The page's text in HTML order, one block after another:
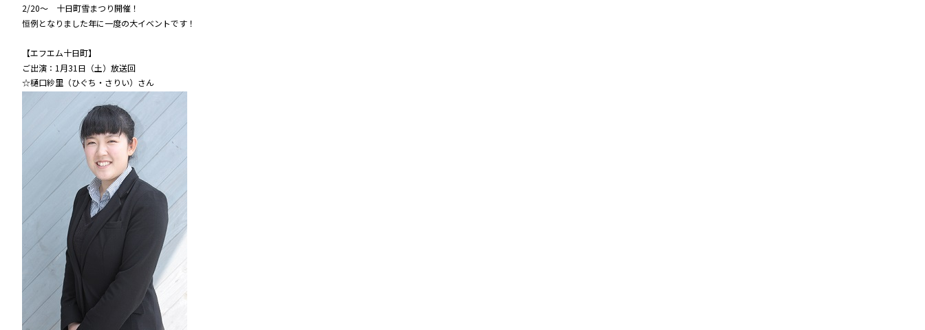
2/20～ 十日町雪まつり開催！
恒例となりました年に一度の大イベントです！
【エフエム十日町】
ご出演：1月31日（土）放送回
☆樋口紗里（ひぐち・さりい）さん